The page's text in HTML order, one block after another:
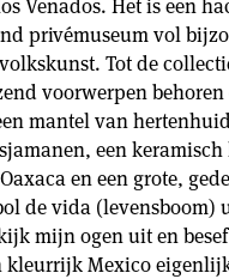
Venados. Het is een
privémuseum vol
Tot de
voorwerpen behoren
mantel van
een
en een grote,
de vida (levensboom)
mijn ogen uit en
kleurrijk Mexico